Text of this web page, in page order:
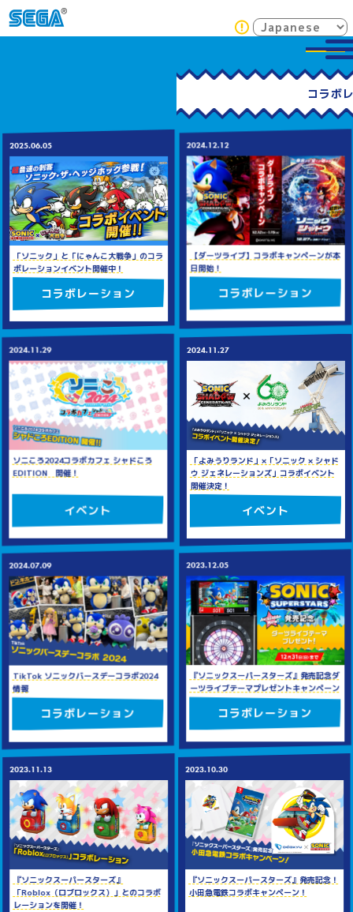
2025.06.05
「ソニック」と「にゃんこ大戦争」のコラ
ボレーションイベント開催中！
コラボレーション
2024.12.12
【ダーツライブ】コラボキャンペーンが本
日開始！
コラボレーション
2024.11.29
ソニころ2024コラボカフェ シャドころ
EDITION 開催！
イベント
2024.11.27
「よみうりランド」×「ソニック × シャド
ウ ジェネレーションズ」コラボイベント
開催決定！
イベント
2024.07.09
TikTok ソニックバースデーコラボ2024
情報
コラボレーション
2023.12.05
『ソニックスーパースターズ』発売記念ダ
ーツライブテーマプレゼントキャンペーン
コラボレーション
2023.11.13
『ソニックスーパースターズ』
「Roblox（ロブロックス）」とのコラボ
レーションを開催！
2023.10.30
『ソニックスーパースターズ』発売記念！
小田急電鉄コラボキャンペーン！